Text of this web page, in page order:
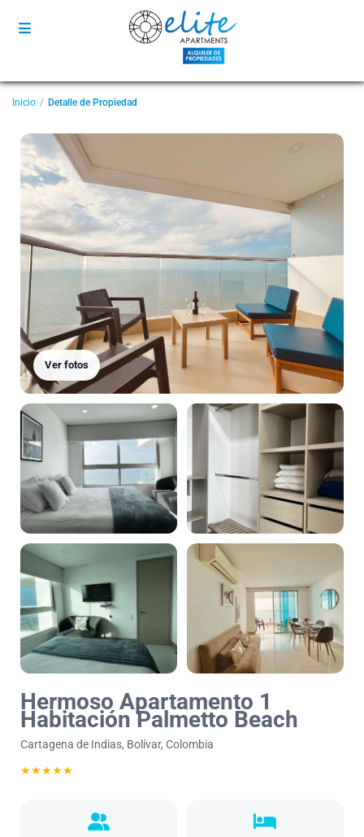
Inicio Detalle de Propiedad
Ver fotos
Hermoso Apartamento 1
Habitación Palmetto Beach
Cartagena de Indias, Bolívar, Colombia
★★★★★